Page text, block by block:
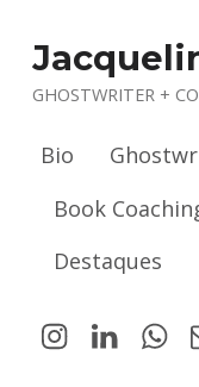
GHOSTWRITER +
Bio
Book
Destaques